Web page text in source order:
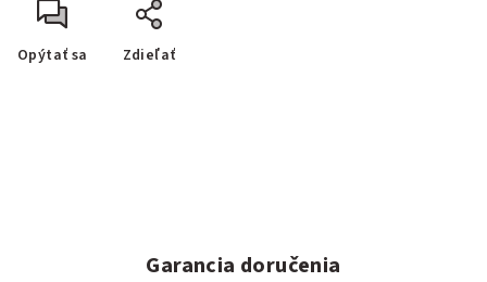
Opýtať sa Zdieľať
Garancia doručenia